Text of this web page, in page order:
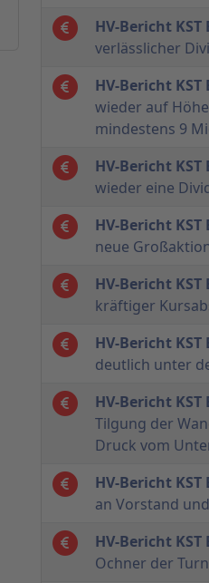
HV-Bericht
verlässlicher
HV-Bericht
wieder auf
mindestens 9
HV-Bericht
wieder eine
HV-Bericht
neue
HV-Bericht
kräftiger
HV-Bericht
deutlich unter
HV-Bericht
Tilgung der
Druck vom
HV-Bericht
an Vorstand
HV-Bericht
Ochner der